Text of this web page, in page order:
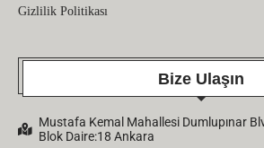
Blok Daire:18 Ankara
Telefon: (0312) 438 12 66
Email:bilgi@tatd.org.tr